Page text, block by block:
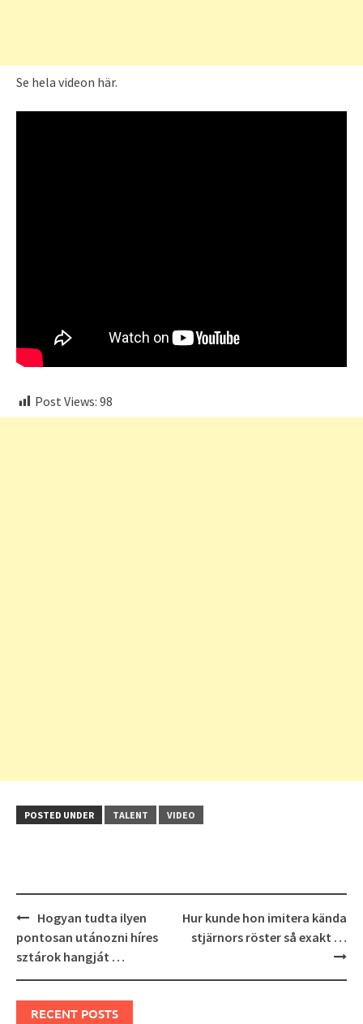
Se hela videon här.
Post Views: 98
POSTED UNDER TALENT VIDEO
Post
navigation
Hogyan tudta ilyen
pontosan utánozni híres
sztárok hangját …
Hur kunde hon imitera kända
stjärnors röster så exakt …
RECENT POSTS